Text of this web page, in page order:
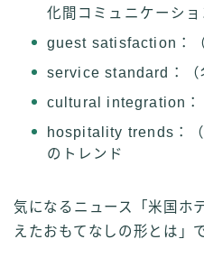
化間コミュニケーショ
guest satisfaction：
service standard：（
cultural integration：
hospitality trends：（
のトレンド
気になるニュース「米国ホ
えたおもてなしの形とは」